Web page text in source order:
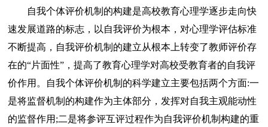
自我个体评价机制的构建是高校教育心理学逐步走向快
速发展道路的标志，以自我评价为根本，对心理学评估标准
不断提高，自我评价机制的建立从根本上转变了教师评价存
在的“片面性”，提高了教育心理学对高校受教育者的自我评
价作用。自我个体评价机制的科学建立主要包括两个方面:一
是将监督机制的构建作为主体部分，发挥对自我主观能动性
的监督作用;二是将参评互评过程作为自我评价机制构建的重